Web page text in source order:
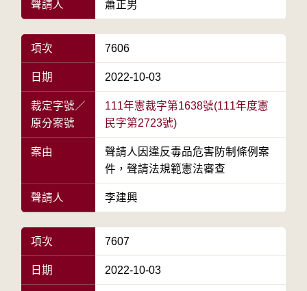
聲請人 蕭正男
項次 7606
日期 2022-10-03
裁定字號／
原分案號
111年憲裁字第1638號(111年度憲
民字第2723號)
案由
聲請人因違反毒品危害防制條例案
件，聲請法規範憲法審查
聲請人 李建興
項次 7607
日期 2022-10-03